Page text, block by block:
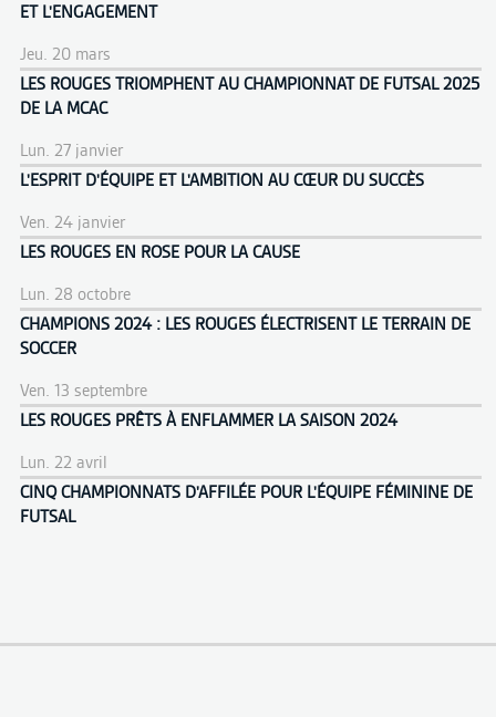
ET L'ENGAGEMENT
Jeu. 20 mars
LES ROUGES TRIOMPHENT AU CHAMPIONNAT DE FUTSAL 2025
DE LA MCAC
Lun. 27 janvier
L'ESPRIT D'ÉQUIPE ET L'AMBITION AU CŒUR DU SUCCÈS
Ven. 24 janvier
LES ROUGES EN ROSE POUR LA CAUSE
Lun. 28 octobre
CHAMPIONS 2024 : LES ROUGES ÉLECTRISENT LE TERRAIN DE
SOCCER
Ven. 13 septembre
LES ROUGES PRÊTS À ENFLAMMER LA SAISON 2024
Lun. 22 avril
CINQ CHAMPIONNATS D'AFFILÉE POUR L'ÉQUIPE FÉMININE DE
FUTSAL